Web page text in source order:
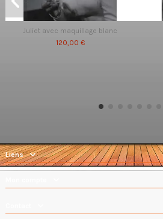
Juliet avec maquillage blanc
120,00 €
Liens